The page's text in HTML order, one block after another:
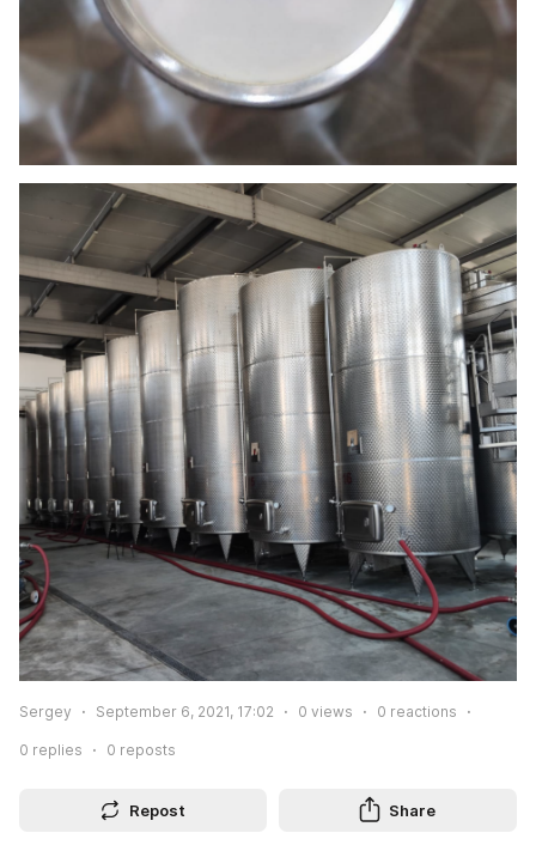
Sergey September 6, 2021, 17:02 0 views 0 reactions
0 replies 0 reposts
Repost Share